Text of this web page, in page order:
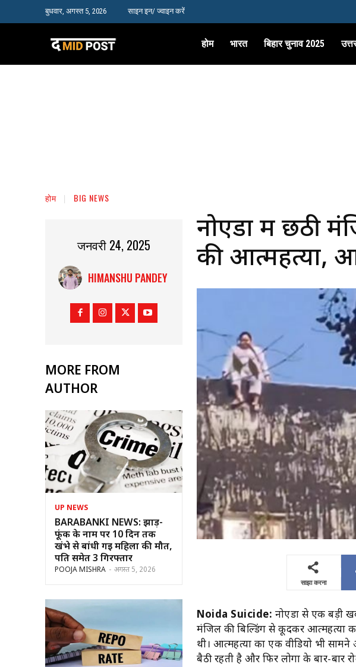
बुधवार, अगस्त 5, 2026 साइन इन/ ज्वाइन करें
होम भारत बिहार चुनाव 2025
होम BIG NEWS
जनवरी 24, 2025
HIMANSHU PANDEY
MORE FROM
AUTHOR
UP NEWS
BARABANKI NEWS: झाड़-
फूंक के नाम पर 10 दिन तक
खंभे से बांधी गई महिला की मौत,
पति समेत 3 गिरफ्तार
POOJA MISHRA - अगस्त 5, 2026
नोएडा में छठी
की आत्महत्या,
साझा करना
Noida Suicide: नोएडा से एक बड़ी
मंजिल की बिल्डिंग से कूदकर आत्महत्या
थी। आत्महत्या का एक वीडियो भी
बैठी रहती है और फिर लोगों के बार-बार